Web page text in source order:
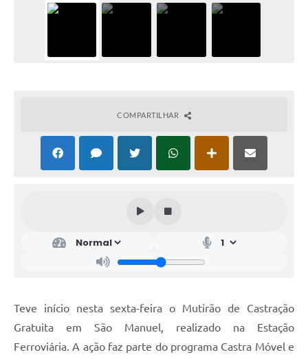
COMPARTILHAR
Teve início nesta sexta-feira o Mutirão de Castração
Gratuita em São Manuel, realizado na Estação
Ferroviária. A ação faz parte do programa Castra Móvel e